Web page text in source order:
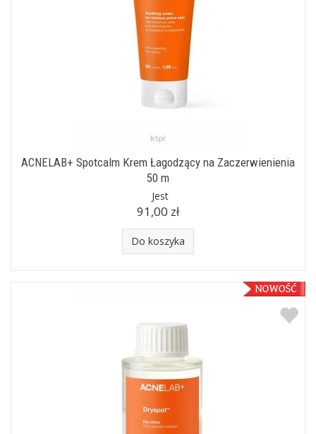
ACNELAB+ Spotcalm Krem Łagodzący na Zaczerwienienia
50 m
Jest
91,00 zł
Do koszyka